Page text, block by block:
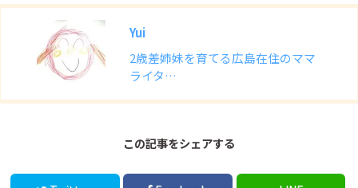
Yui
2歳差姉妹を育てる広島在住のママ
ライタ…
この記事をシェアする